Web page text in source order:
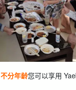
不分年龄您可以享用